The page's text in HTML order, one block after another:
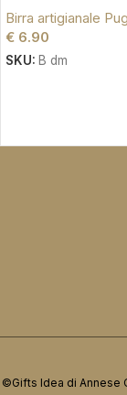
Birra artigianale
€ 6.90
SKU: B dm
©Gifts Idea di Annese